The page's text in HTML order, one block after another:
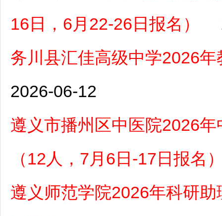
16日，6月22-26日报名）
务川县汇佳高级中学2026
2026-06-12
遵义市播州区中医院2026
（12人，7月6日-17日报名
遵义师范学院2026年科研